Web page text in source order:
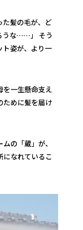
た髪の毛が、ど
うな……」 そう
ト姿が、より一
を一生懸命支え
ために髪を届け
の「蔵」が、
になれているこ